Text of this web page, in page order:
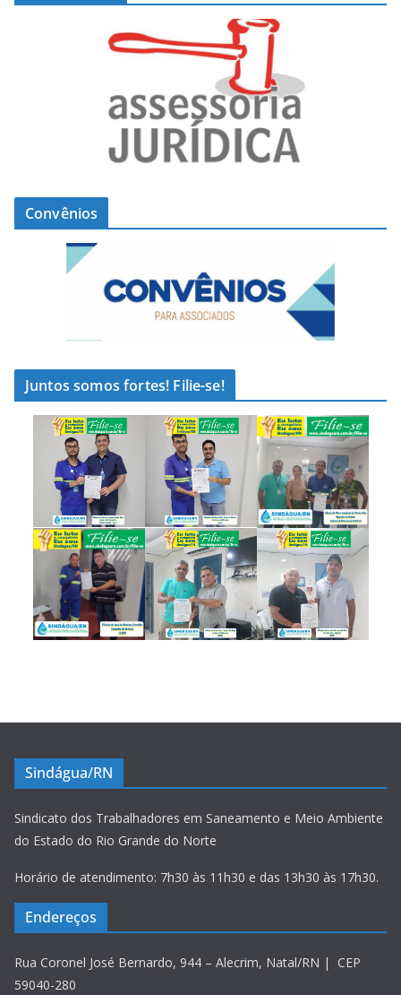
Convênios
Juntos somos fortes! Filie-se!
Sindágua/RN
Sindicato dos Trabalhadores em Saneamento e Meio Ambiente
do Estado do Rio Grande do Norte
Horário de atendimento: 7h30 às 11h30 e das 13h30 às 17h30.
Endereços
Rua Coronel José Bernardo, 944 – Alecrim, Natal/RN | CEP
59040-280